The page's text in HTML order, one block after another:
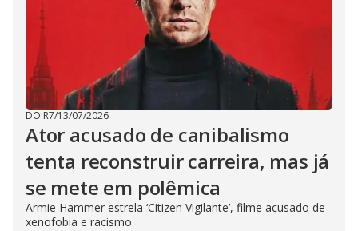
DO R7/13/07/2026
Ator acusado de canibalismo
tenta reconstruir carreira, mas já
se mete em polêmica
Armie Hammer estrela ‘Citizen Vigilante’, filme acusado de
xenofobia e racismo